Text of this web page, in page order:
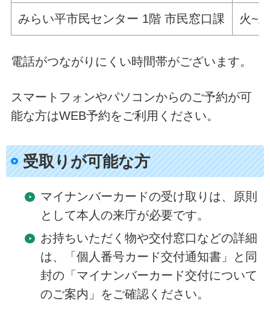
みらい平市民センター 1階 市民窓口課 火~
電話がつながりにくい時間帯がございます。
スマートフォンやパソコンからのご予約が可
能な方はWEB予約をご利用ください。
受取りが可能な方
マイナンバーカードの受け取りは、原則
として本人の来庁が必要です。
お持ちいただく物や交付窓口などの詳細
は、「個人番号カード交付通知書」と同
封の「マイナンバーカード交付について
のご案内」をご確認ください。